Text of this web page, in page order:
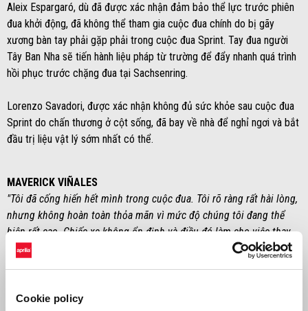
Cookie policy
Aleix Espargaró, dù đã được xác nhận đảm bảo thể lực trước phiên
đua khởi động, đã không thể tham gia cuộc đua chính do bị gãy
xương bàn tay phải gặp phải trong cuộc đua Sprint. Tay đua người
Tây Ban Nha sẽ tiến hành liệu pháp từ trường để đẩy nhanh quá trình
hồi phục trước chặng đua tại Sachsenring.
Lorenzo Savadori, được xác nhận không đủ sức khỏe sau cuộc đua
Sprint do chấn thương ở cột sống, đã bay về nhà để nghỉ ngơi và bắt
đầu trị liệu vật lý sớm nhất có thể.
MAVERICK VIÑALES
"Tôi đã cống hiến hết mình trong cuộc đua. Tôi rõ ràng rất hài lòng,
nhưng không hoàn toàn thỏa mãn vì mức độ chúng tôi đang thể
hiện rất cao. Chiếc xe không ổn định và điều đó làm cho việc thay
đổi hướng trở nên khó khăn. Dù vậy, tôi nghĩ rằng RS-GP24 là chiếc
MASSIMO RIVOLA